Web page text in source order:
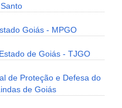
Goiás - MPGO
de Goiás - TJGO
de Proteção e Defesa do
de Goiás